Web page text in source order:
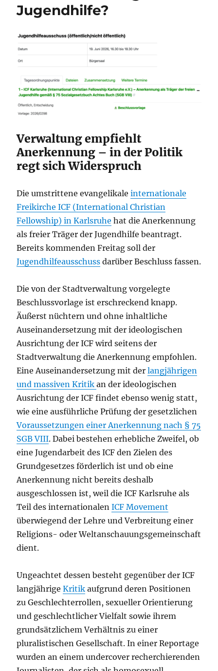
Jugendhilfe?
Verwaltung empfiehlt
Anerkennung – in der Politik
regt sich Widerspruch
Die umstrittene evangelikaleinternationale
Freikirche ICF (International Christian
Fellowship) in Karlsruhe hat die Anerkennung
als freier Träger der Jugendhilfe beantragt.
Bereits kommenden Freitag soll der
Jugendhilfeausschuss darüber Beschluss fassen.
Die von der Stadtverwaltung vorgelegte
Beschlussvorlage ist erschreckend knapp.
Äußerst nüchtern und ohne inhaltliche
Auseinandersetzung mit der ideologischen
Ausrichtung der ICF wird seitens der
Stadtverwaltung die Anerkennung empfohlen.
Eine Auseinandersetzung mit derlangjährigen
und massiven Kritikan der ideologischen
Ausrichtung der ICF findet ebenso wenig statt,
wie eine ausführliche Prüfung der gesetzlichen
Voraussetzungen einer Anerkennung nach § 75
SGB VIII. Dabei bestehen erhebliche Zweifel, ob
eine Jugendarbeit des ICF den Zielen des
Grundgesetzes förderlich ist und ob eine
Anerkennung nicht bereits deshalb
ausgeschlossen ist, weil die ICF Karlsruhe als
Teil des internationalenICF Movement
überwiegend der Lehre und Verbreitung einer
Religions- oder Weltanschauungsgemeinschaft
dient.
Ungeachtet dessen besteht gegenüber der ICF
langjährigeKritik aufgrund deren Positionen
zu Geschlechterrollen, sexueller Orientierung
und geschlechtlicher Vielfalt sowie ihrem
grundsätzlichem Verhältnis zu einer
pluralistischen Gesellschaft. In einer Reportage
wurden an einem undercover recherchierenden